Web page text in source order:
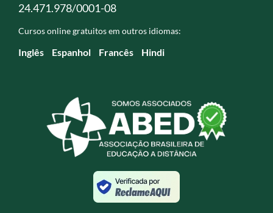
24.471.978/0001-08
Cursos online gratuitos em outros idiomas:
Inglês Espanhol Francês Hindi